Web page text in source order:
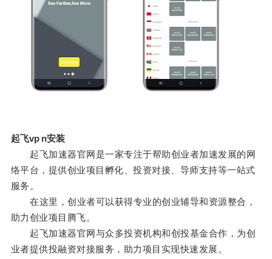
起飞vp n安装
起飞加速器官网是一家专注于帮助创业者加速发展的网
络平台，提供创业项目孵化、投资对接、导师支持等一站式
服务。
在这里，创业者可以获得专业的创业辅导和资源整合，
助力创业项目腾飞。
起飞加速器官网与众多投资机构和创投基金合作，为创
业者提供投融资对接服务，助力项目实现快速发展。